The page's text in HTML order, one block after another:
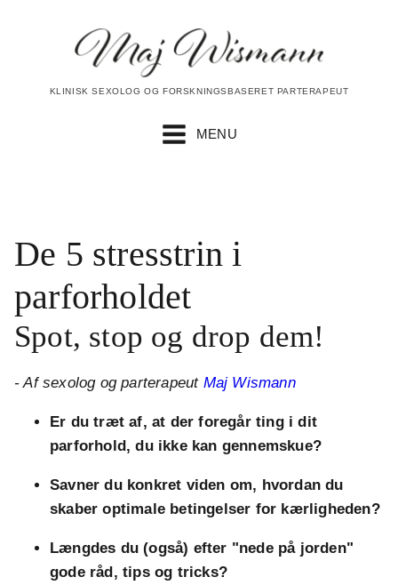
KLINISK SEXOLOG OG FORSKNINGSBASERET PARTERAPEUT
MENU
De 5 stresstrin i
parforholdet
Spot, stop og drop dem!
- Af sexolog og parterapeut Maj Wismann
Er du træt af, at der foregår ting i dit
parforhold, du ikke kan gennemskue?
Savner du konkret viden om, hvordan du
skaber optimale betingelser for kærligheden?
Længdes du (også) efter "nede på jorden"
gode råd, tips og tricks?